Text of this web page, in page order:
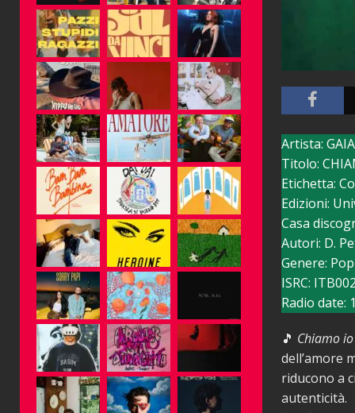
Artista: GAIA
Titolo:
Etichetta:
Edizioni:
Casa
Autori: D.
Genere: Pop
ISRC:
Radio date:
🎵 Chiamo
dell’amore
riducono a
autenticità.